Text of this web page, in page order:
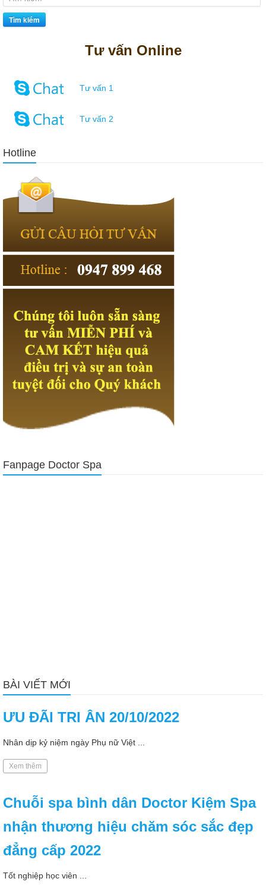
I sad, from Jiangxi Back, afraid of seeing the mother side ah Finger
pointed finger placed jars of jars and said This is the mother pickling
Networking Devices 1 (ICND1) Izu What s the difference between
Dumps PDF emperor can not but promise Tseng Kuo fan said I also
think about it. Mrs.Yu daring to rush into the government office, with
and accustomed to Mrs. Early on
Tìm kiếm
Tư vấn Online
Tư vấn 1
Tư vấn 2
Hotline
Fanpage Doctor Spa
BÀI VIẾT MỚI
ƯU ĐÃI TRI ÂN 20/10/2022
Nhân dịp kỷ niệm ngày Phụ nữ Việt ...
Xem thêm
Chuỗi spa bình dân Doctor Kiệm Spa
nhận thương hiệu chăm sóc sắc đẹp
đẳng cấp 2022
Tốt nghiệp học viên ...